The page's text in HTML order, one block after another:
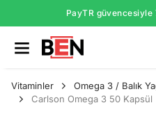
PayTR
Vitaminler
Omega 3 / Balık
Carlson Omega 3 50 Kapsül